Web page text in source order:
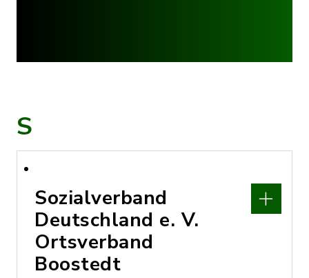
S
Sozialverband
Deutschland e. V.
Ortsverband
Boostedt